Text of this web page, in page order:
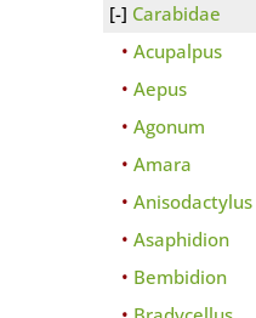
Carabidae
Acupalpus
Aepus
Agonum
Amara
Anisodactylus
Asaphidion
Bembidion